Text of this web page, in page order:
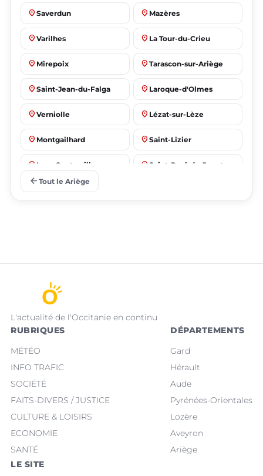
place Saverdun place Mazères
place Varilhes place La Tour-du-Crieu
place Mirepoix place Tarascon-sur-Ariège
place Saint-Jean-du-Falga place Laroque-d'Olmes
place Verniolle place Lézat-sur-Lèze
place Montgailhard place Saint-Lizier
place Lorp-Sentaraille place Saint-Paul-de-Jarrat
arrow_back Tout le Ariège
L'actualité de l'Occitanie en continu
RUBRIQUES
MÉTÉO
INFO TRAFIC
SOCIÉTÉ
FAITS-DIVERS / JUSTICE
CULTURE & LOISIRS
ECONOMIE
SANTÉ
DÉPARTEMENTS
Gard
Hérault
Aude
Pyrénées-Orientales
Lozère
Aveyron
Ariège
LE SITE